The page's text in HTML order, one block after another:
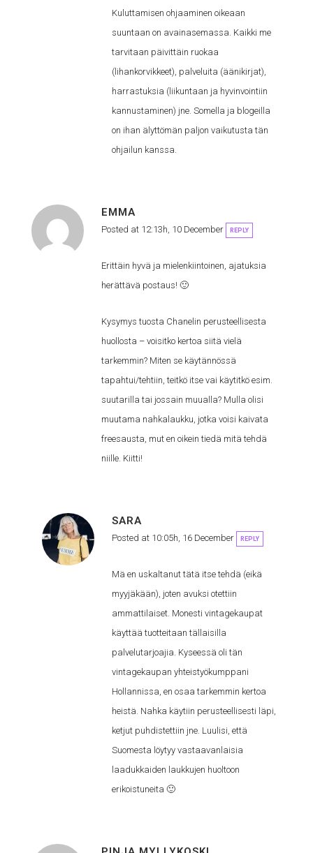
Kuluttamisen ohjaaminen oikeaan
suuntaan on avainasemassa. Kaikki me
tarvitaan päivittäin ruokaa
(lihankorvikkeet), palveluita (äänikirjat),
harrastuksia (liikuntaan ja hyvinvointiin
kannustaminen) jne. Somella ja blogeilla
on ihan älyttömän paljon vaikutusta tän
ohjailun kanssa.
EMMA
Posted at 12:13h, 10 December REPLY
Erittäin hyvä ja mielenkiintoinen, ajatuksia
herättävä postaus! 🙂
Kysymys tuosta Chanelin perusteellisesta
huollosta – voisitko kertoa siitä vielä
tarkemmin? Miten se käytännössä
tapahtui/tehtiin, teitkö itse vai käytitkö esim.
suutarilla tai jossain muualla? Mulla olisi
muutama nahkalaukku, jotka voisi kaivata
freesausta, mut en oikein tiedä mitä tehdä
niille. Kiitti!
SARA
Posted at 10:05h, 16 December REPLY
Mä en uskaltanut tätä itse tehdä (eikä
myyjäkään), joten avuksi otettiin
ammattilaiset. Monesti vintagekaupat
käyttää tuotteitaan tällaisilla
palvelutarjoajia. Kyseessä oli tän
vintagekaupan yhteistyökumppani
Hollannissa, en osaa tarkemmin kertoa
heistä. Nahka käytiin perusteellisesti läpi,
ketjut puhdistettiin jne. Luulisi, että
Suomesta löytyy vastaavanlaisia
laadukkaiden laukkujen huoltoon
erikoistuneita 🙂